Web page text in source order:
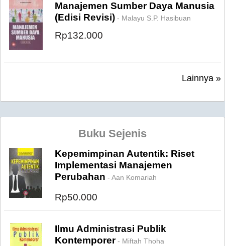
Manajemen Sumber Daya Manusia
(Edisi Revisi) - Malayu S.P. Hasibuan
Rp132.000
Lainnya »
Buku Sejenis
Kepemimpinan Autentik: Riset
Implementasi Manajemen
Perubahan - Aan Komariah
Rp50.000
Ilmu Administrasi Publik
Kontemporer- Miftah Thoha